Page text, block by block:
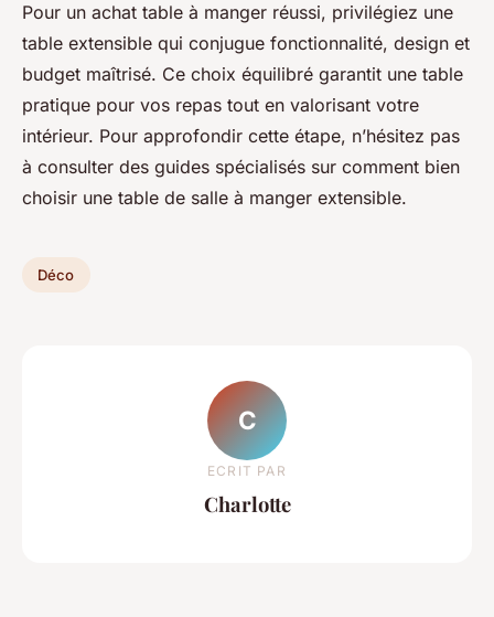
Pour un achat table à manger réussi, privilégiez une
table extensible qui conjugue fonctionnalité, design et
budget maîtrisé. Ce choix équilibré garantit une table
pratique pour vos repas tout en valorisant votre
intérieur. Pour approfondir cette étape, n’hésitez pas
à consulter des guides spécialisés sur comment bien
choisir une table de salle à manger extensible.
Déco
C
ECRIT PAR
Charlotte